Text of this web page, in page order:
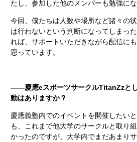
たし、参加した他のメンバーも勉強に
今回、僕たちは人数や場所など諸々の
は行わないという判断になってしまっ
れば、サポートいただきながら配信に
思っています。
――慶應eスポーツサークルTitanZzと
動はありますか？
慶應義塾内でのイベントを開催したい
も、これまで他大学のサークルと取り
かったのですが、大学内でまだあまり